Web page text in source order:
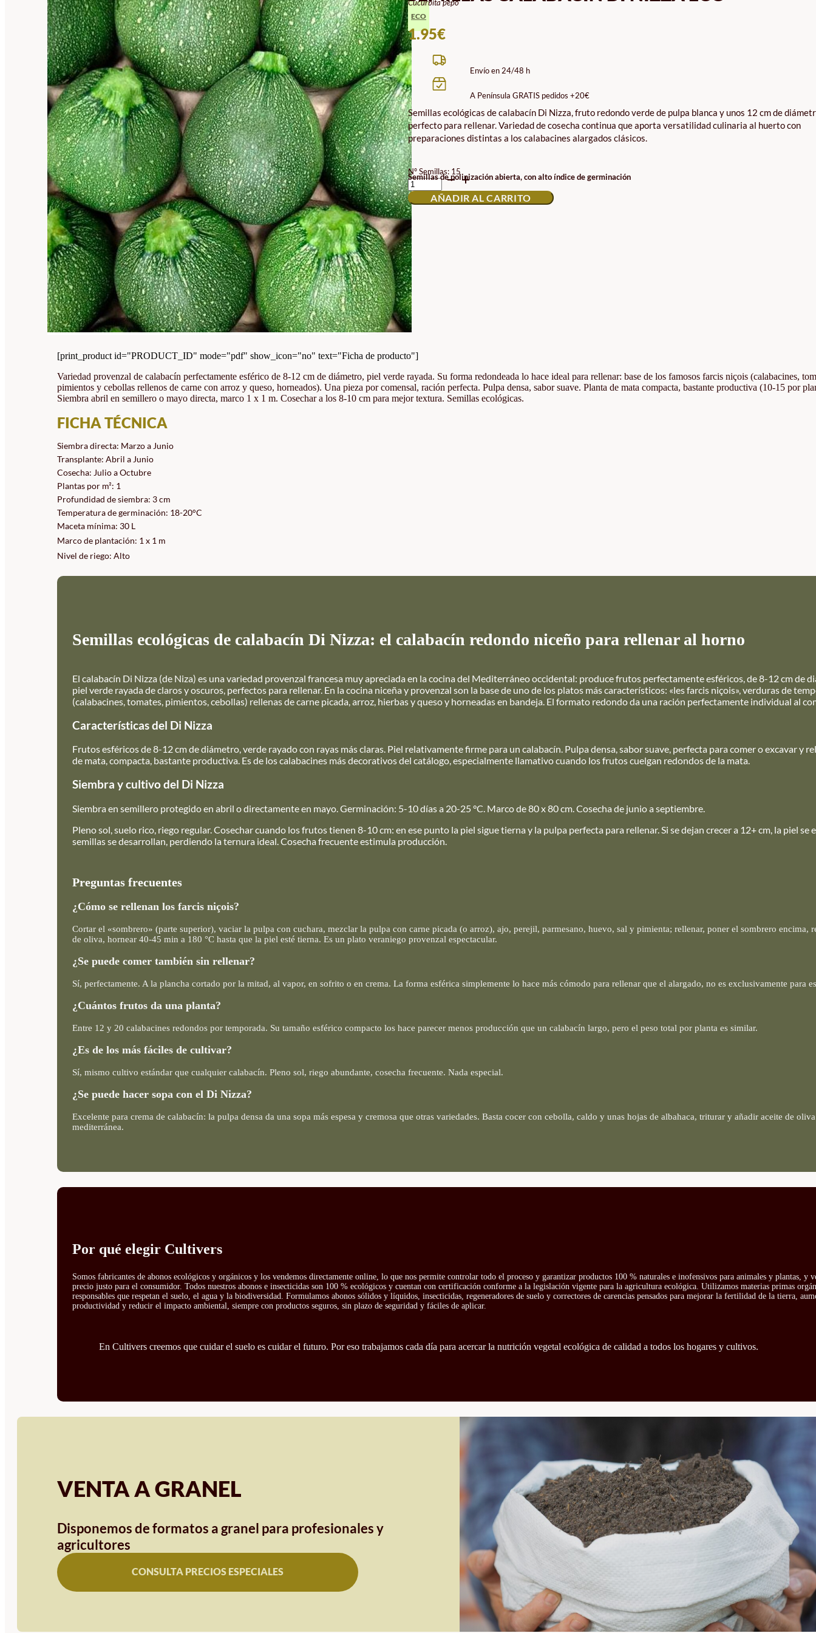
Cucurbita pepo
ECO
1.95€
Envío en 24/48 h
A Península GRATIS pedidos +20€
Semillas ecológicas de calabacín Di Nizza, fruto redondo verde de pulpa blanca y unos 12 cm de
perfecto para rellenar. Variedad de cosecha continua que aporta versatilidad culinaria al huerto con
preparaciones distintas a los calabacines alargados clásicos.
Nº Semillas: 15
Semillas de polinización abierta, con alto índice de germinación
SEMILLAS
CALABACÍN
DI
NIZZA
ECO
CANTIDAD
AÑADIR AL CARRITO
[print_product id="PRODUCT_ID" mode="pdf" show_icon="no" text="Ficha de producto"]
Variedad provenzal de calabacín perfectamente esférico de 8-12 cm de diámetro, piel verde rayada. Su forma redondeada lo hace ideal para rellenar: base de los famosos farcis niçois (calabacines,
pimientos y cebollas rellenos de carne con arroz y queso, horneados). Una pieza por comensal, ración perfecta. Pulpa densa, sabor suave. Planta de mata compacta, bastante productiva (10-15 por
Siembra abril en semillero o mayo directa, marco 1 x 1 m. Cosechar a los 8-10 cm para mejor textura. Semillas ecológicas.
FICHA TÉCNICA
Siembra directa: Marzo a Junio
Transplante: Abril a Junio
Cosecha: Julio a Octubre
Plantas por m²: 1
Profundidad de siembra: 3 cm
Temperatura de germinación: 18-20°C
Maceta mínima: 30 L
Marco de plantación: 1 x 1 m
Nivel de riego: Alto
Semillas ecológicas de calabacín Di Nizza: el calabacín redondo niceño para rellenar al horno
El calabacín Di Nizza (de Niza) es una variedad provenzal francesa muy apreciada en la cocina del Mediterráneo occidental: produce frutos perfectamente esféricos, de 8-12 cm de
piel verde rayada de claros y oscuros, perfectos para rellenar. En la cocina niceña y provenzal son la base de uno de los platos más característicos: «les farcis niçois», verduras de
(calabacines, tomates, pimientos, cebollas) rellenas de carne picada, arroz, hierbas y queso y horneadas en bandeja. El formato redondo da una ración perfectamente individual al
Características del Di Nizza
Frutos esféricos de 8-12 cm de diámetro, verde rayado con rayas más claras. Piel relativamente firme para un calabacín. Pulpa densa, sabor suave, perfecta para comer o excavar y
de mata, compacta, bastante productiva. Es de los calabacines más decorativos del catálogo, especialmente llamativo cuando los frutos cuelgan redondos de la mata.
Siembra y cultivo del Di Nizza
Siembra en semillero protegido en abril o directamente en mayo. Germinación: 5-10 días a 20-25 °C. Marco de 80 x 80 cm. Cosecha de junio a septiembre.
Pleno sol, suelo rico, riego regular. Cosechar cuando los frutos tienen 8-10 cm: en ese punto la piel sigue tierna y la pulpa perfecta para rellenar. Si se dejan crecer a 12+ cm, la piel se
semillas se desarrollan, perdiendo la ternura ideal. Cosecha frecuente estimula producción.
Preguntas frecuentes
¿Cómo se rellenan los farcis niçois?
Cortar el «sombrero» (parte superior), vaciar la pulpa con cuchara, mezclar la pulpa con carne picada (o arroz), ajo, perejil, parmesano, huevo, sal y pimienta; rellenar, poner el sombrero encima,
de oliva, hornear 40-45 min a 180 °C hasta que la piel esté tierna. Es un plato veraniego provenzal espectacular.
¿Se puede comer también sin rellenar?
Sí, perfectamente. A la plancha cortado por la mitad, al vapor, en sofrito o en crema. La forma esférica simplemente lo hace más cómodo para rellenar que el alargado, no es exclusivamente para
¿Cuántos frutos da una planta?
Entre 12 y 20 calabacines redondos por temporada. Su tamaño esférico compacto los hace parecer menos producción que un calabacín largo, pero el peso total por planta es similar.
¿Es de los más fáciles de cultivar?
Sí, mismo cultivo estándar que cualquier calabacín. Pleno sol, riego abundante, cosecha frecuente. Nada especial.
¿Se puede hacer sopa con el Di Nizza?
Excelente para crema de calabacín: la pulpa densa da una sopa más espesa y cremosa que otras variedades. Basta cocer con cebolla, caldo y unas hojas de albahaca, triturar y añadir aceite de
mediterránea.
Por qué elegir Cultivers
Somos fabricantes de abonos ecológicos y orgánicos y los vendemos directamente online, lo que nos permite controlar todo el proceso y garantizar productos 100 % naturales e inofensivos para animales y plantas, y
precio justo para el consumidor. Todos nuestros abonos e insecticidas son 100 % ecológicos y cuentan con certificación conforme a la legislación vigente para la agricultura ecológica. Utilizamos materias primas
responsables que respetan el suelo, el agua y la biodiversidad. Formulamos abonos sólidos y líquidos, insecticidas, regeneradores de suelo y correctores de carencias pensados para mejorar la fertilidad de la tierra,
productividad y reducir el impacto ambiental, siempre con productos seguros, sin plazo de seguridad y fáciles de aplicar.
En Cultivers creemos que cuidar el suelo es cuidar el futuro. Por eso trabajamos cada día para acercar la nutrición vegetal ecológica de calidad a todos los hogares y cultivos.
VENTA A GRANEL
Disponemos de formatos a granel para profesionales y
agricultores
CONSULTA PRECIOS ESPECIALES